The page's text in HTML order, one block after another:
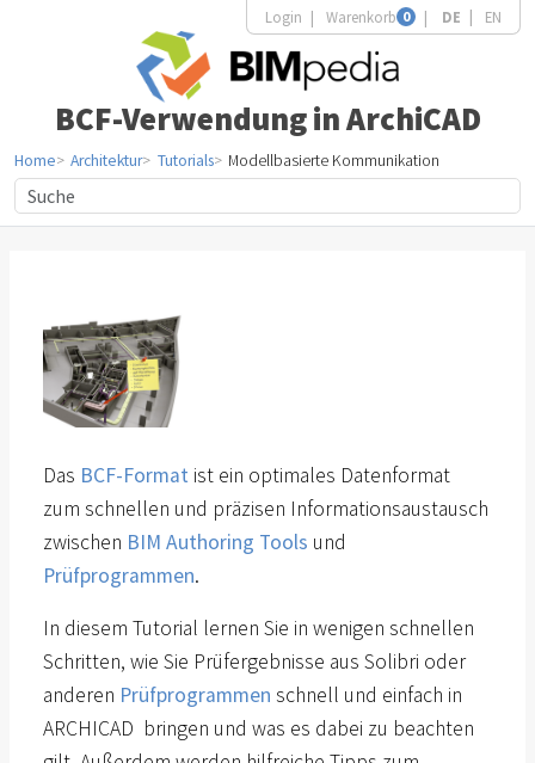
Login Warenkorb 0 DE EN
BCF-Verwendung in ArchiCAD
Home Architektur Tutorials Modellbasierte Kommunikation
Das BCF-Format ist ein optimales Datenformat
zum schnellen und präzisen Informationsaustausch
zwischen BIM Authoring Tools und
Prüfprogrammen.
In diesem Tutorial lernen Sie in wenigen schnellen
Schritten, wie Sie Prüfergebnisse aus Solibri oder
anderen Prüfprogrammen schnell und einfach in
ARCHICAD bringen und was es dabei zu beachten